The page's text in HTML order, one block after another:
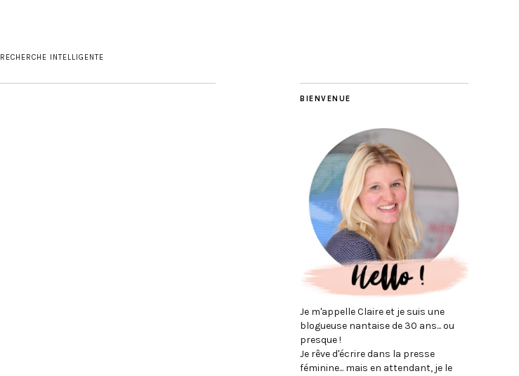
RECHERCHE INTELLIGENTE
BIENVENUE
Je m'appelle Claire et je suis une
blogueuse nantaise de 30 ans... ou
presque !
Je rêve d'écrire dans la presse
féminine... mais en attendant, je le